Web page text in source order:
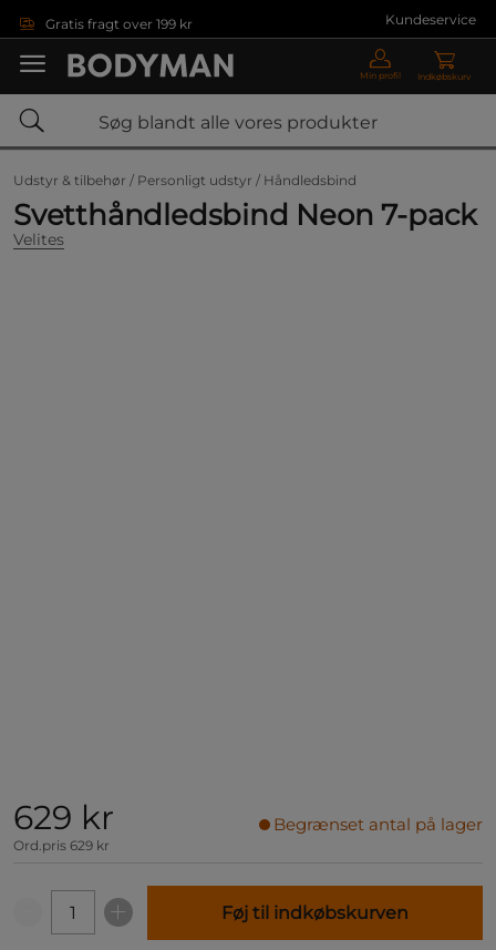
Gratis fragt over 199 kr Kundeservice
Min profil Indkøbskurv
Udstyr & tilbehør / Personligt udstyr / Håndledsbind
Svetthåndledsbind Neon 7-pack
Velites
629 kr
Ord.pris 629 kr
Begrænset antal på lager
Føj til indkøbskurven